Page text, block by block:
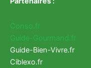
Conso.fr
Guide-Gourmand.fr
Guide-Bien-Vivre.fr
Ciblexo.fr